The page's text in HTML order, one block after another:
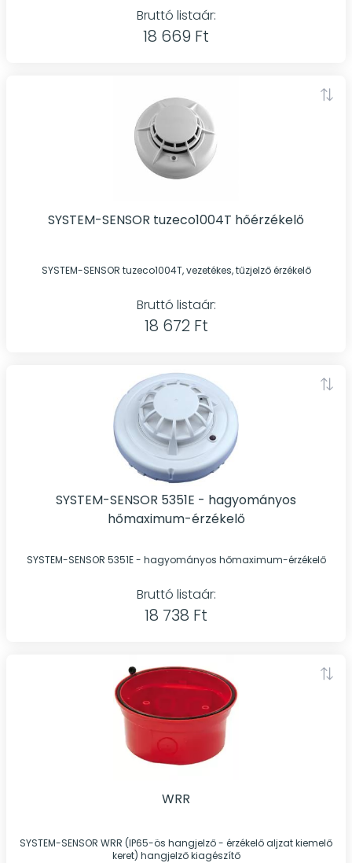
Bruttó listaár:
18 669 Ft
SYSTEM-SENSOR tuzeco1004T hőérzékelő
SYSTEM-SENSOR tuzeco1004T, vezetékes, tűzjelző érzékelő
Bruttó listaár:
18 672 Ft
SYSTEM-SENSOR 5351E - hagyományos
hőmaximum-érzékelő
SYSTEM-SENSOR 5351E - hagyományos hőmaximum-érzékelő
Bruttó listaár:
18 738 Ft
WRR
SYSTEM-SENSOR WRR (IP65-ös hangjelző - érzékelő aljzat kiemelő
keret) hangjelző kiagészítő